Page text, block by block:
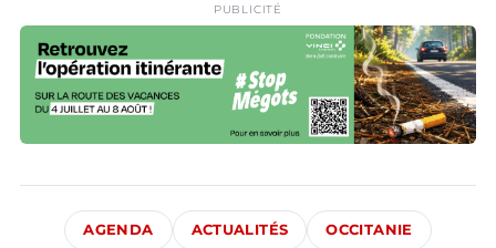
PUBLICITÉ
AGENDA ACTUALITÉS OCCITANIE